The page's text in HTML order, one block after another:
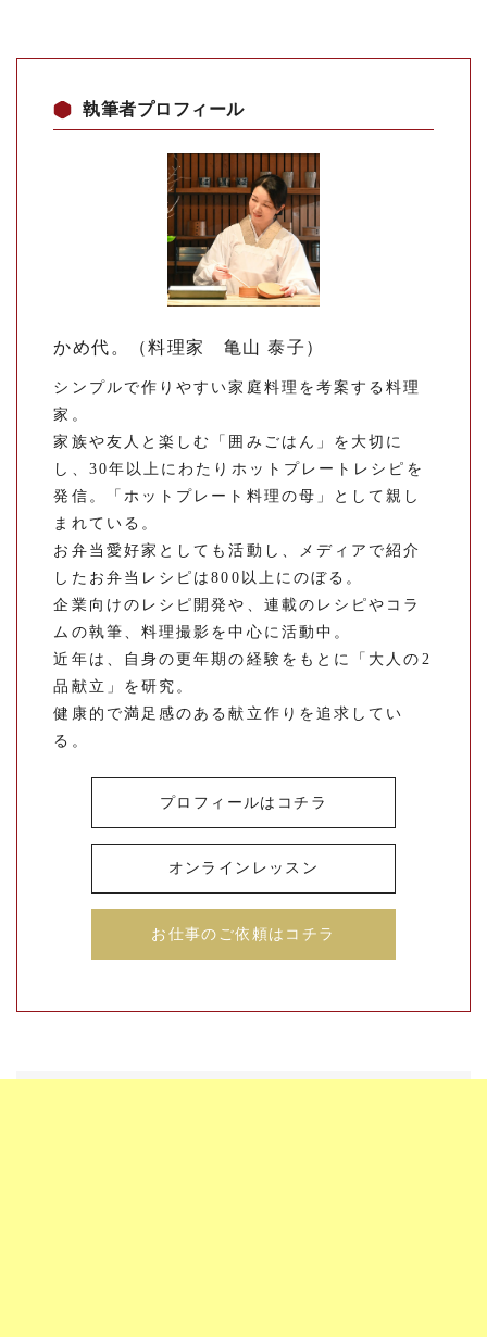
執筆者プロフィール
かめ代。（料理家 亀山 泰子）
シンプルで作りやすい家庭料理を考案する料理
家。
家族や友人と楽しむ「囲みごはん」を大切に
し、30年以上にわたりホットプレートレシピを
発信。「ホットプレート料理の母」として親し
まれている。
お弁当愛好家としても活動し、メディアで紹介
したお弁当レシピは800以上にのぼる。
企業向けのレシピ開発や、連載のレシピやコラ
ムの執筆、料理撮影を中心に活動中。
近年は、自身の更年期の経験をもとに「大人の2
品献立」を研究。
健康的で満足感のある献立作りを追求してい
る。
プロフィールはコチラ
オンラインレッスン
お仕事のご依頼はコチラ